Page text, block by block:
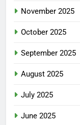
November 2025
October 2025
September 2025
August 2025
July 2025
June 2025